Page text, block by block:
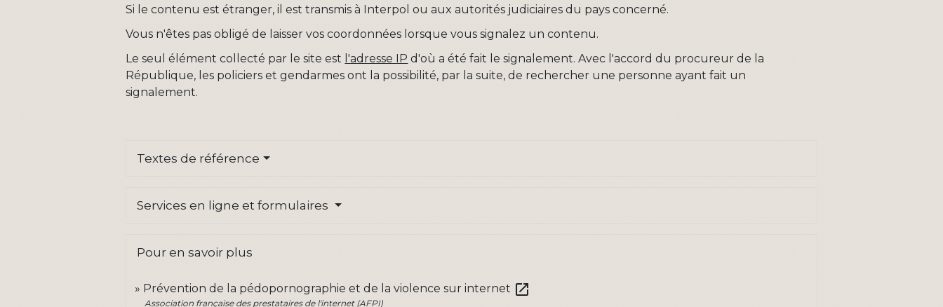
Si le contenu est étranger, il est transmis à Interpol ou aux autorités judiciaires du pays concerné.
Vous n'êtes pas obligé de laisser vos coordonnées lorsque vous signalez un contenu.
Le seul élément collecté par le site est l'adresse IP d'où a été fait le signalement. Avec l'accord du procureur de la
République, les policiers et gendarmes ont la possibilité, par la suite, de rechercher une personne ayant fait un
signalement.
Textes de référence
Services en ligne et formulaires
Pour en savoir plus
Prévention de la pédopornographie et de la violence sur internet open_in_new
Association française des prestataires de l'internet (AFPI)